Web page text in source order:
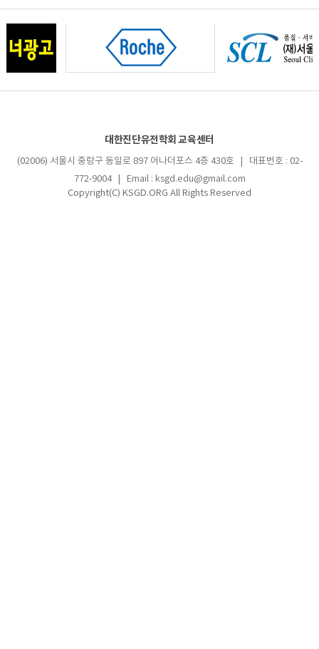
대한진단유전학회 교육센터
(02006) 서울시 중랑구 동일로 897 어나더포스 4층 430호 | 대표번호 : 02-
772-9004 | Email : ksgd.edu@gmail.com
Copyright(C) KSGD.ORG All Rights Reserved